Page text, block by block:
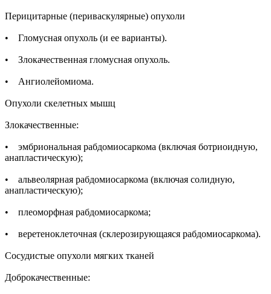
Перицитарные (периваскулярные) опухоли
• Гломусная опухоль (и ее варианты).
• Злокачественная гломусная опухоль.
• Ангиолейомиома.
Опухоли скелетных мышц
Злокачественные:
• эмбриональная рабдомиосаркома (включая ботриоидную,
анапластическую);
• альвеолярная рабдомиосаркома (включая солидную,
анапластическую);
• плеоморфная рабдомиосаркома;
• веретеноклеточная (склерозирующаяся рабдомиосаркома).
Сосудистые опухоли мягких тканей
Доброкачественные: